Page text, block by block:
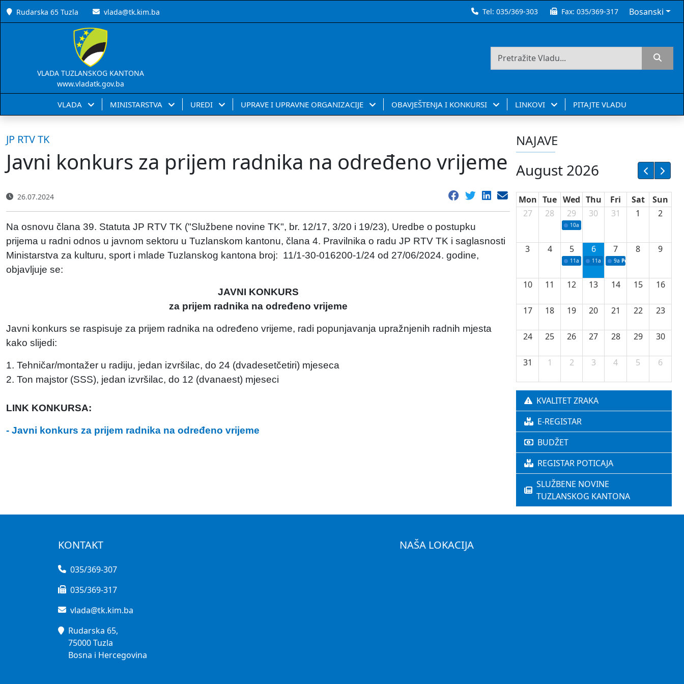
Rudarska 65 Tuzla vlada@tk.kim.ba Tel:035/369-303 Fax:035/369-317 Bosanski
VLADA TUZLANSKOG KANTONA
www.vladatk.gov.ba
VLADA MINISTARSTVA UREDI UPRAVE I UPRAVNE ORGANIZACIJE OBAVJEŠTENJA I KONKURSI LINKOVI PITAJTE VLADU
JP RTV TK
Javni konkurs za prijem radnika na određeno vrijeme
26.07.2024
Na osnovu člana 39. Statuta JP RTV TK ("Službene novine TK", br. 12/17, 3/20 i 19/23), Uredbe o postupku
prijema u radni odnos u javnom sektoru u Tuzlanskom kantonu, člana 4. Pravilnika o radu JP RTV TK i saglasnosti
Ministarstva za kulturu, sport i mlade Tuzlanskog kantona broj: 11/1-30-016200-1/24 od 27/06/2024. godine,
objavljuje se:
JAVNI KONKURS
za prijem radnika na određeno vrijeme
Javni konkurs se raspisuje za prijem radnika na određeno vrijeme, radi popunjavanja upražnjenih radnih mjesta
kako slijedi:
1. Tehničar/montažer u radiju, jedan izvršilac, do 24 (dvadesetčetiri) mjeseca
2. Ton majstor (SSS), jedan izvršilac, do 12 (dvanaest) mjeseci
LINK KONKURSA:
- Javni konkurs za prijem radnika na određeno vrijeme
NAJAVE
August 2026
Mon Tue Wed Thu Fri Sat
Sun
27
28 29
10a Potpisivanje ugovora sa neprofitnim
30 31 1 2
3 4 5
11a Potpisivanje ugovora o stipendijama
6
11a Podrška razvoju vodne
7
9a Početak izgradnje nove
8 9
10 11 12 13 14 15 16
17 18 19 20 21 22 23
24 25 26 27 28 29 30
31 1 2 3 4 5 6
KVALITET ZRAKA
E-REGISTAR
BUDŽET
REGISTAR POTICAJA
SLUŽBENE NOVINE
TUZLANSKOG KANTONA
KONTAKT
035/369-307
035/369-317
vlada@tk.kim.ba
Rudarska 65,
75000 Tuzla
Bosna i Hercegovina
NAŠA LOKACIJA